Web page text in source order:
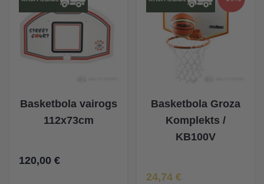
Basketbola vairogs
112x73cm
120,00 €
Basketbola Groza
Komplekts /
KB100V
Īpaša Cena
24,74 €